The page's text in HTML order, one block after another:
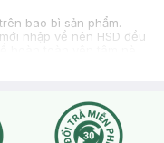
bao bì sản phẩm.
nhập về nên HSD đều